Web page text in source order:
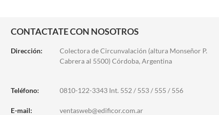
CONTACTATE CON NOSOTROS
Dirección:
Colectora de Circunvalación (altura Monseñor P.
Cabrera al 5500) Córdoba, Argentina
Teléfono: 0810-122-3343 Int. 552 / 553 / 555 / 556
E-mail: ventasweb@edificor.com.ar